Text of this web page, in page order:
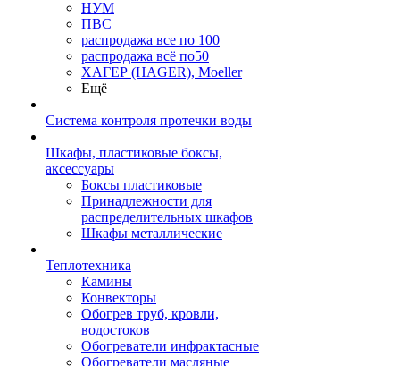
НУМ
ПВС
распродажа все по 100
распродажа всё по50
ХАГЕР (HAGER), Moeller
Ещё
Система контроля протечки воды
Шкафы, пластиковые боксы,
аксессуары
Боксы пластиковые
Принадлежности для
распределительных шкафов
Шкафы металлические
Теплотехника
Камины
Конвекторы
Обогрев труб, кровли,
водостоков
Обогреватели инфрактасные
Обогреватели масляные